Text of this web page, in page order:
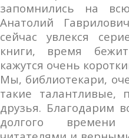
запомнились на
Анатолий
сейчас увлекся
книги, время
кажутся очень
Мы, библиотекари,
такие талантливые,
друзья. Благодарим
долгого